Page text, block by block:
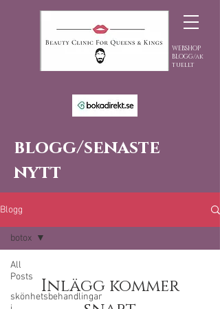
BLOGG/ak
tuellt
WEBSHOP
blogg/senaste
nytt
Blogg
All
Posts
skönhetsbehandlingar
botox
Inlägg kommer